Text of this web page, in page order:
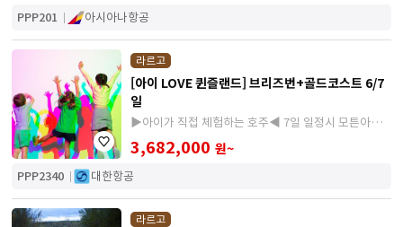
PPP201 아시아나항공
라르고
[아이 LOVE 퀸즐랜드] 브리즈번+골드코스트 6/7
일
▶아이가 직접 체험하는 호주◀ 7일 일정시 모튼아일
랜드 + 돌고래 피딩 추가
3,682,000 원~
PPP2340 대한항공
라르고